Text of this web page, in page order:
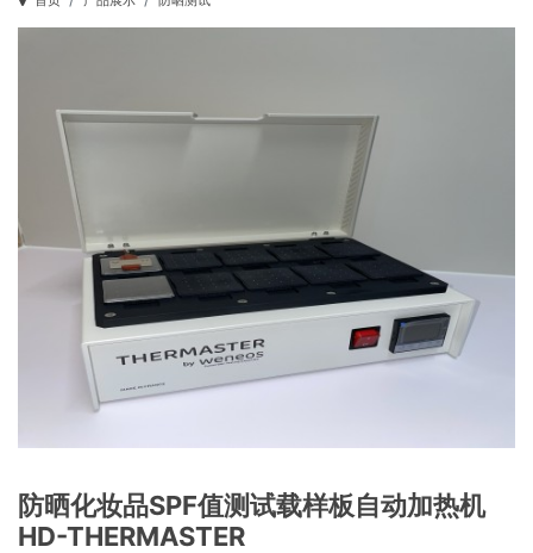
防晒化妆品SPF值测试载样板自动加热机
HD-THERMASTER